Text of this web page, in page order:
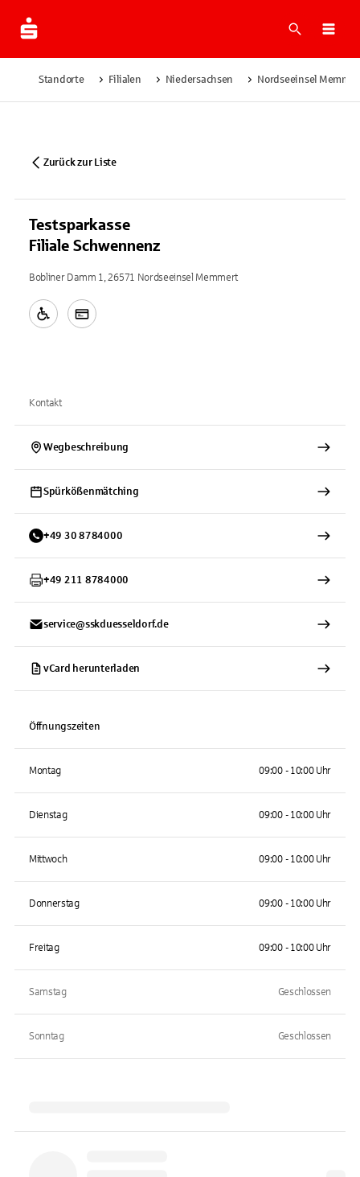
Suche
Standorte Filialen Niedersachsen Nordseeinsel
Zurück zur Liste
Testsparkasse
Filiale Schwennenz
Bobliner Damm 1, 26571 Nordseeinsel Memmert
Kontakt
Wegbeschreibung
Spürkößenmätching
+49 30 8784000
+49 211 8784000
service@sskduesseldorf.de
vCard herunterladen
Öffnungszeiten
Montag 09:00 - 10:00 Uhr
Dienstag 09:00 - 10:00 Uhr
Mittwoch 09:00 - 10:00 Uhr
Donnerstag 09:00 - 10:00 Uhr
Freitag 09:00 - 10:00 Uhr
Samstag Geschlossen
Sonntag Geschlossen